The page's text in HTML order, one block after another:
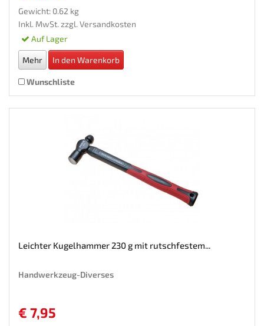
Gewicht: 0.62 kg
Inkl. MwSt. zzgl. Versandkosten
Auf Lager
Mehr In den Warenkorb
Wunschliste
Leichter Kugelhammer 230 g mit rutschfestem...
Handwerkzeug-Diverses
€ 7,95